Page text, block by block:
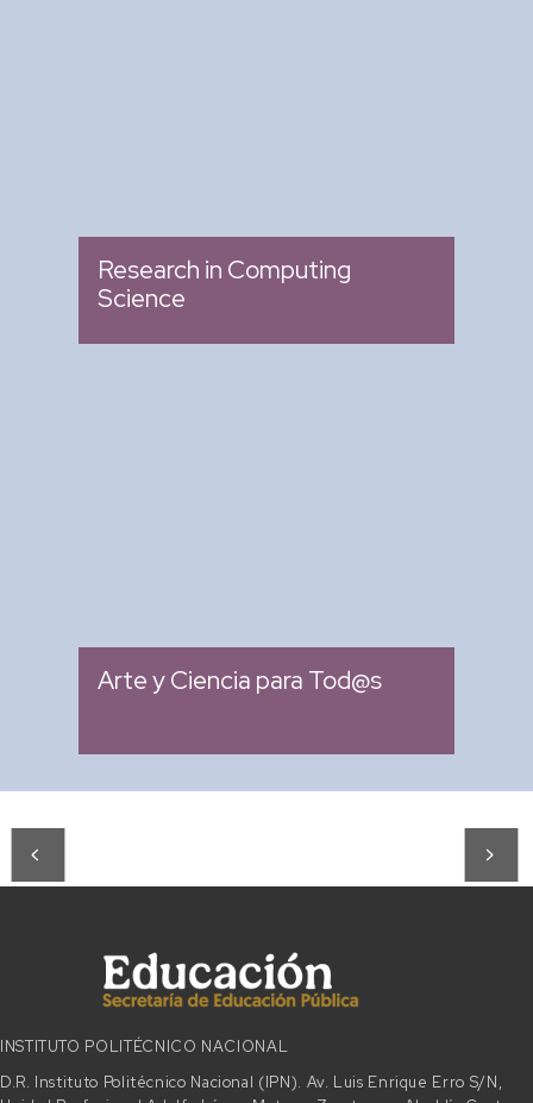
Research in Computing
Science
Arte y Ciencia para Tod@s
05:00 pm
INSTITUTO POLITÉCNICO NACIONAL
D.R. Instituto Politécnico Nacional (IPN). Av. Luis Enrique Erro S/N,